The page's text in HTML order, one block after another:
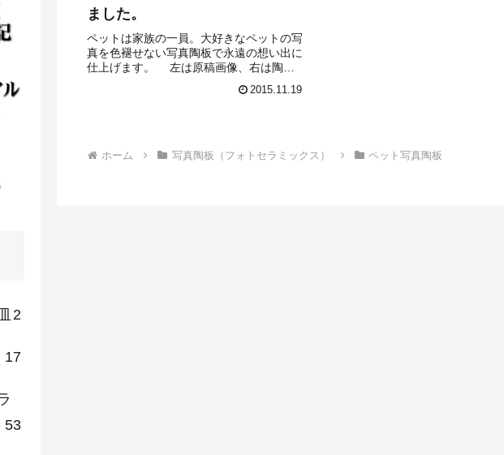
ました。
ペットは家族の一員。大好きなペットの写
真を色褪せない写真陶板で永遠の想い出に
仕上げます。 左は原稿画像、右は陶板
に、写真陶板に焼き付けました。この他、
2015.11.19
ホーム 写真陶板（フォトセラミックス） ペット写真陶板
2
17
53